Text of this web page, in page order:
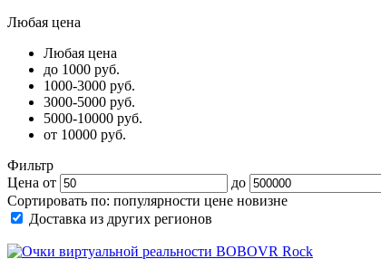
Любая цена
Любая цена
до 1000 руб.
1000-3000 руб.
3000-5000 руб.
5000-10000 руб.
от 10000 руб.
Фильтр
Цена от
до
Сортировать по: популярности цене новизне
Доставка из других регионов